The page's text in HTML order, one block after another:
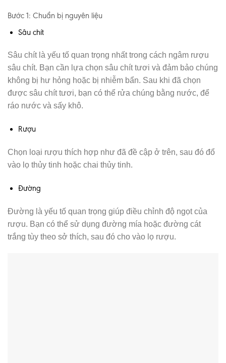
Bước 1: Chuẩn bị nguyên liệu
Sâu chít
Sâu chít là yếu tố quan trọng nhất trong cách ngâm rượu
sâu chít. Bạn cần lựa chọn sâu chít tươi và đảm bảo chúng
không bị hư hỏng hoặc bị nhiễm bẩn. Sau khi đã chọn
được sâu chít tươi, bạn có thể rửa chúng bằng nước, để
ráo nước và sấy khô.
Rượu
Chọn loại rượu thích hợp như đã đề cập ở trên, sau đó đổ
vào lọ thủy tinh hoặc chai thủy tinh.
Đường
Đường là yếu tố quan trọng giúp điều chỉnh độ ngọt của
rượu. Bạn có thể sử dụng đường mía hoặc đường cát
trắng tùy theo sở thích, sau đó cho vào lọ rượu.